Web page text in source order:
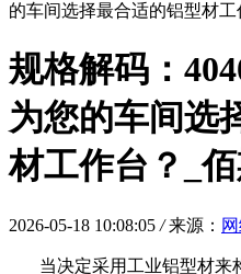
的车间选择最合适的铝型材
规格解码：
为您的车间选
材工作台？_
2026-05-18 10:08:05 / 来源：
当决定采用工业铝型材来